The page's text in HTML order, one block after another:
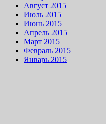
Август 2015
Июль 2015
Июнь 2015
Апрель 2015
Март 2015
Февраль 2015
Январь 2015